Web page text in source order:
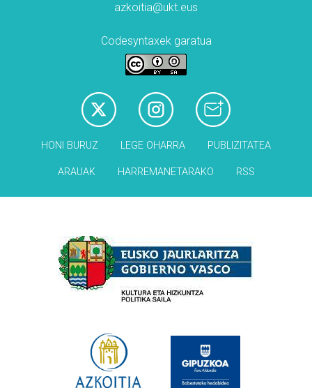
azkoitia@ukt.eus
Codesyntaxek garatua
HONI BURUZ LEGE OHARRA PUBLIZITATEA
ARAUAK HARREMANETARAKO RSS